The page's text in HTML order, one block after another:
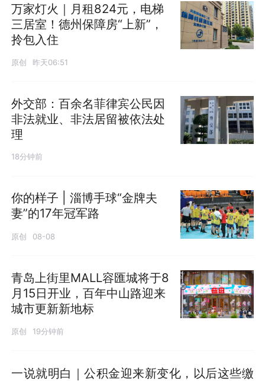
万家灯火｜月租824元，电梯
三居室！德州保障房“上新”，
拎包入住
原创 昨天06:51
外交部：百余名菲律宾公民因
非法就业、非法居留被依法处
理
18分钟前
你的样子 | 淄博手球“金牌夫
妻”的17年冠军路
原创 08-08
青岛上街里MALL容匯城将于8
月15日开业，百年中山路迎来
城市更新新地标
原创 19分钟前
一说就明白｜公积金迎来新变化，以后这些缴